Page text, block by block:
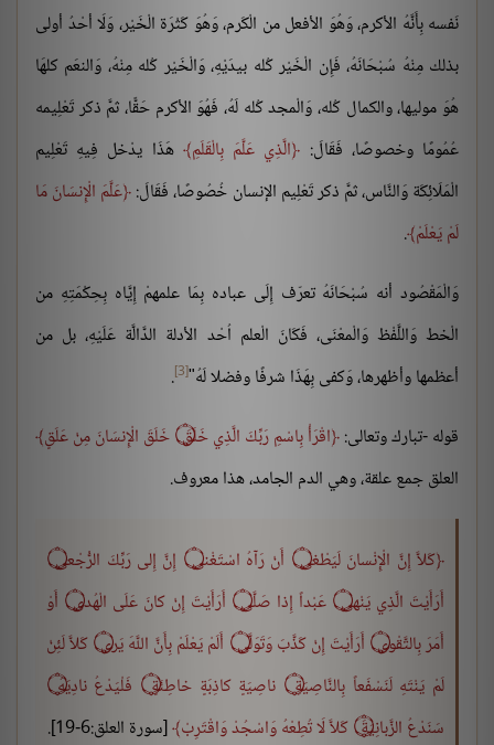
نَفسه بِأَنَّهُ الأكرم، وَهُوَ الأفعل من الْكَرم، وَهُوَ كَثْرَة الْخَيْر، وَلَا أحْدُ أولى
بذلك مِنْهُ سُبْحَانَهُ، فَإِن الْخَيْر كُله بيدَيْهِ، وَالْخَيْر كُله مِنْهُ، وَالنعَم كلهَا
هُوَ موليها، والكمال كُله، وَالْمجد كُله لَهُ، فَهُوَ الأكرم حَقًّا، ثمَّ ذكر تَعْلِيمه
عُمُومًا وخصوصًا، فَقَالَ:
الَّذِي عَلَّمَ بِالْقَلَمِ
هَذَا يدْخل فِيهِ تَعْلِيم
الْمَلَائِكَة وَالنَّاس، ثمَّ ذكر تَعْلِيم الإنسان خُصُوصًا، فَقَالَ: عَلَّمَ الْإِنسَانَ مَا
لَمْ يَعْلَمْ .
وَالْمَقْصُود أنه سُبْحَانَهُ تعرّف إِلَى عباده بِمَا علمهمْ إِيَّاه بِحِكْمَتِهِ من
الْخط وَاللَّفْظ وَالْمعْنَى، فَكَانَ الْعلم اُحْد الأدلة الدَّالَّة عَلَيْهِ، بل من
أعظمها وأظهرها، وَكفى بِهَذَا شرفًا وفضلا لَهُ"[3]
.
قوله -تبارك وتعالى: اقْرَأْ بِاسْمِ رَبِّكَ الَّذِي خَلَقَ ۝ خَلَقَ الْإِنسَانَ مِنْ عَلَقٍ
العلق جمع علقة، وهي الدم الجامد، هذا معروف.
كَلاَّ إِنَّ الْإِنْسانَ لَيَطْغى ۝ أَنْ رَآهُ اسْتَغْنى ۝ إِنَّ إِلى رَبِّكَ الرُّجْعى ۝
أَرَأَيْتَ الَّذِي يَنْهى ۝ عَبْداً إِذا صَلَّى ۝ أَرَأَيْتَ إِنْ كانَ عَلَى الْهُدى ۝ أَوْ
أَمَرَ بِالتَّقْوى ۝ أَرَأَيْتَ إِنْ كَذَّبَ وَتَوَلَّى ۝ أَلَمْ يَعْلَمْ بِأَنَّ اللَّهَ يَرى ۝ كَلاَّ لَئِنْ
لَمْ يَنْتَهِ لَنَسْفَعاً بِالنَّاصِيَةِ ۝ ناصِيَةٍ كاذِبَةٍ خاطِئَةٍ ۝ فَلْيَدْعُ نادِيَهُ ۝
سَنَدْعُ الزَّبانِيَةَ ۝ كَلاَّ لَا تُطِعْهُ وَاسْجُدْ وَاقْتَرِبْ
[سورة العلق:6-19].